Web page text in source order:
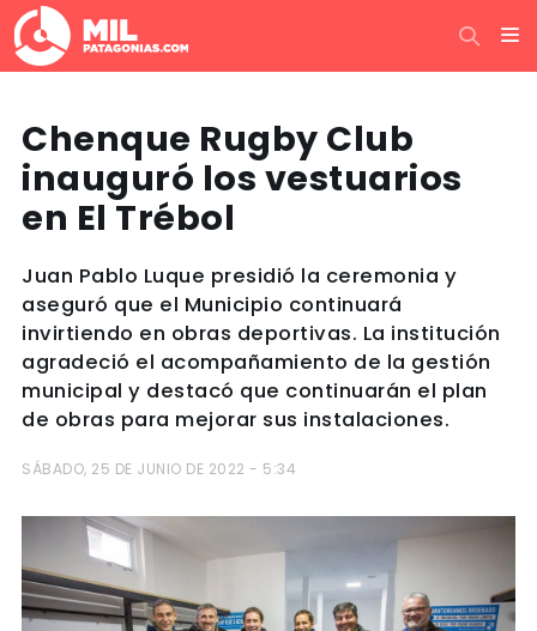
Chenque Rugby Club
inauguró los vestuarios
en El Trébol
Juan Pablo Luque presidió la ceremonia y
aseguró que el Municipio continuará
invirtiendo en obras deportivas. La institución
agradeció el acompañamiento de la gestión
municipal y destacó que continuarán el plan
de obras para mejorar sus instalaciones.
SÁBADO, 25 DE JUNIO DE 2022 - 5:34